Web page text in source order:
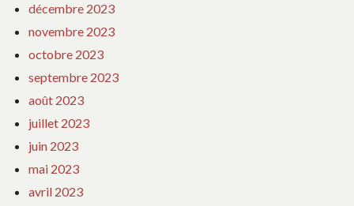
décembre 2023
novembre 2023
octobre 2023
septembre 2023
août 2023
juillet 2023
juin 2023
mai 2023
avril 2023